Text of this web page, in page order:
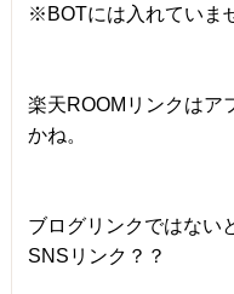
※BOTには入れていま
楽天ROOMリンクはア
かね。
ブログリンクではない
SNSリンク？？